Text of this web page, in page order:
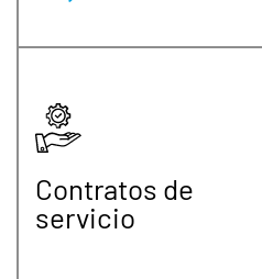
Contratos de
servicio